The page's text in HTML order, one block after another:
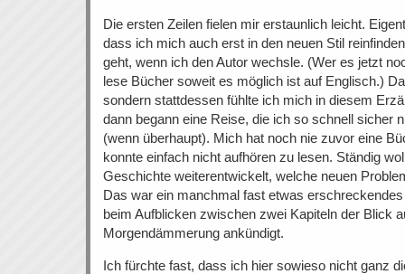
Die ersten Zeilen fielen mir erstaunlich leicht.
dass ich mich auch erst in den neuen Stil
geht, wenn ich den Autor wechsle. (Wer es jetzt
lese Bücher soweit es möglich ist auf Englisch.)
sondern stattdessen fühlte ich mich in diesem
dann begann eine Reise, die ich so schnell sicher
(wenn überhaupt). Mich hat noch nie zuvor eine
konnte einfach nicht aufhören zu lesen. Ständig
Geschichte weiterentwickelt, welche neuen
Das war ein manchmal fast etwas
beim Aufblicken zwischen zwei Kapiteln der Blick
Morgendämmerung ankündigt.
Ich fürchte fast, dass ich hier sowieso nicht ganz